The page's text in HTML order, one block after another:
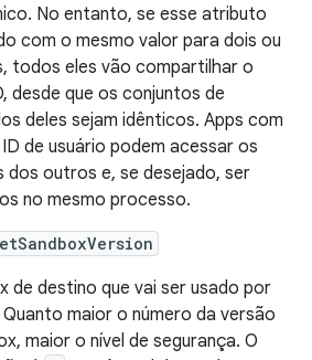
No entanto, se esse atributo
com o mesmo valor para dois ou
todos eles vão compartilhar o
desde que os conjuntos de
deles sejam idênticos. Apps com
de usuário podem acessar os
dos outros e, se desejado, ser
no mesmo processo.
de destino que vai ser usado por
maior o número da versão
maior o nível de segurança. O